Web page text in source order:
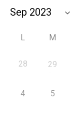
L M
28 29
4 5